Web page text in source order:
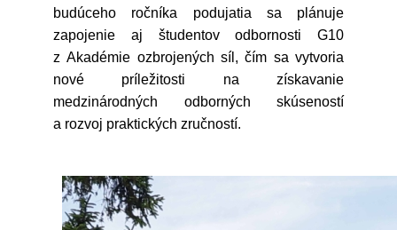
budúceho ročníka podujatia sa plánuje
zapojenie aj študentov odbornosti G10
z Akadémie ozbrojených síl, čím sa vytvoria
nové príležitosti na získavanie
medzinárodných odborných skúseností
a rozvoj praktických zručností.